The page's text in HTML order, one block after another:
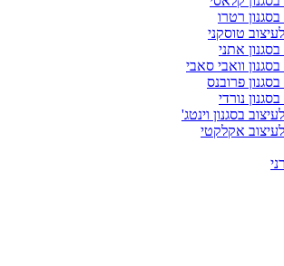
רטרו
טוסקני
אתני
וואבי סאבי
פרובנס
נורדי
בסגנון וינטג'
אקלקטי